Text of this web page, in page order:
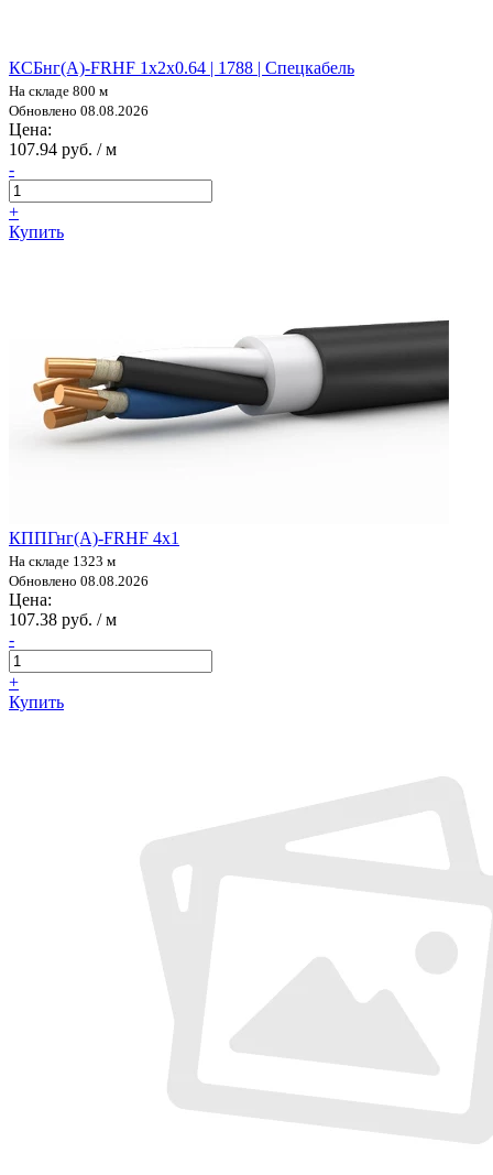
КСБнг(А)-FRHF 1х2х0.64 | 1788 | Спецкабель
На складе 800 м
Обновлено 08.08.2026
Цена:
107.94 руб. / м
-
+
Купить
КППГнг(А)-FRHF 4х1
На складе 1323 м
Обновлено 08.08.2026
Цена:
107.38 руб. / м
-
+
Купить